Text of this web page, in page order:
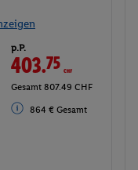
p.P.
403.75CHF
Gesamt 807.49 CHF
864 € Gesamt